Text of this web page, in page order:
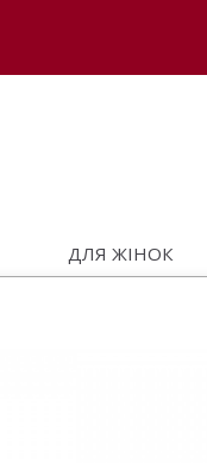
ДЛЯ ЖІНОК